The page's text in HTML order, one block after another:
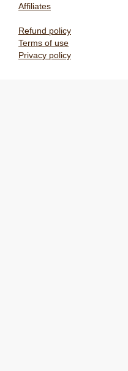
Affiliates
Refund policy
Terms of use
Privacy policy